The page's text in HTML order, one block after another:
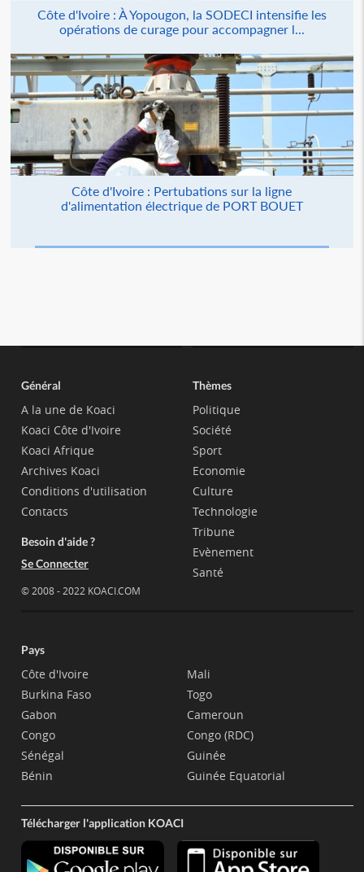
Côte d'Ivoire : À Yopougon, la SODECI intensifie les
opérations de curage pour accompagner l...
Côte d'Ivoire : Pertubations sur la ligne
d'alimentation électrique de PORT BOUET
Général
A la une de Koaci
Koaci Côte d'Ivoire
Koaci Afrique
Archives Koaci
Conditions d'utilisation
Contacts
Besoin d'aide ?
Se Connecter
© 2008 - 2022 KOACI.COM
Thèmes
Politique
Société
Sport
Economie
Culture
Technologie
Tribune
Evènement
Santé
Pays
Côte d'Ivoire
Burkina Faso
Gabon
Congo
Sénégal
Bénin
Mali
Togo
Cameroun
Congo (RDC)
Guinée
Guinée Equatorial
Télécharger l'application KOACI